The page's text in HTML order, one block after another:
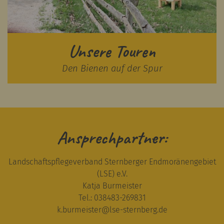
Unsere Touren
Den Bienen auf der Spur
Ansprechpartner:
Landschaftspflegeverband Sternberger Endmoränengebiet
(LSE) e.V.
Katja Burmeister
Tel.: 038483-269831
k.burmeister@lse-sternberg.de